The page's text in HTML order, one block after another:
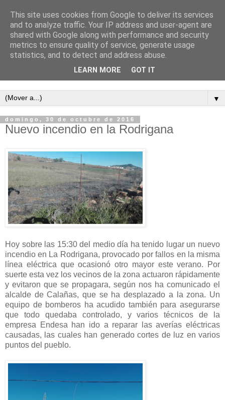
Semanario independiente de Calañas
▼
domingo, 30 de octubre de 2016
Nuevo incendio en la Rodrigana
Hoy sobre las 15:30 del medio día ha tenido lugar un nuevo
incendio en La Rodrigana, provocado por fallos en la misma
línea eléctrica que ocasionó otro mayor este verano. Por
suerte esta vez los vecinos de la zona actuaron rápidamente
y evitaron que se propagara, según nos ha comunicado el
alcalde de Calañas, que se ha desplazado a la zona. Un
equipo de bomberos ha acudido también para asegurarse
que todo quedaba controlado, y varios técnicos de la
empresa Endesa han ido a reparar las averías eléctricas
causadas, las cuales han generado cortes de luz en varios
puntos del pueblo.
This site uses cookies from Google to deliver its services
and to analyze traffic. Your IP address and user-agent are
shared with Google along with performance and security
metrics to ensure quality of service, generate usage
statistics, and to detect and address abuse.
LEARN MORE GOT IT